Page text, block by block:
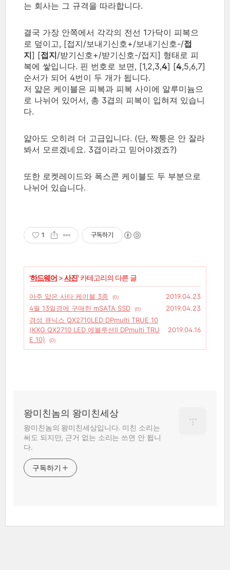
는 회사는 그 규격을 따라합니다.
결국 가장 안쪽에서 각각의 전선 1가닥이 피복으
로 덮이고, [접지/보내기신호+/보내기신호-/접
지] [접지/받기신호+/받기신호-/접지] 형태로 피
복에 쌓입니다. 핀 번호로 보면, [1,2,3,4] [4,5,6,7]
순서가 되어 4번이 두 개가 됩니다.
저 얇은 케이블은 피복과 피복 사이에 알루미늄으
로 나뉘어 있어서, 총 3겹의 피복이 입혀져 있습니
다.
얇아도 오히려 더 고급입니다. (단, 짝퉁은 안 잘라
봐서 모르겠네요. 3겹이라고 믿어야겠죠?)
또한 로켓레이드와 폭스콘 케이블도 두 부분으로
나뉘어 있습니다.
1 구독하기
'하드웨어 >사진' 카테고리의 다른 글
아주 얇은 사타 케이블 3종 (0)
2019.04.23
4월 13일경에 구매한 mSATA SSD
(0)
2019.04.23
경성 큐닉스 QX2710LED DPmulti TRUE 10
(KXG QX2710 LED 에블루션Ⅱ DPmulti TRU
E 10)
(0)
2019.04.16
왕미친놈의 왕미친세상
왕미친놈의 왕미친세상입니다. 미친 소리는
써도 되지만, 근거 없는 소리는 쓰면 안 됩니
다.
구독하기